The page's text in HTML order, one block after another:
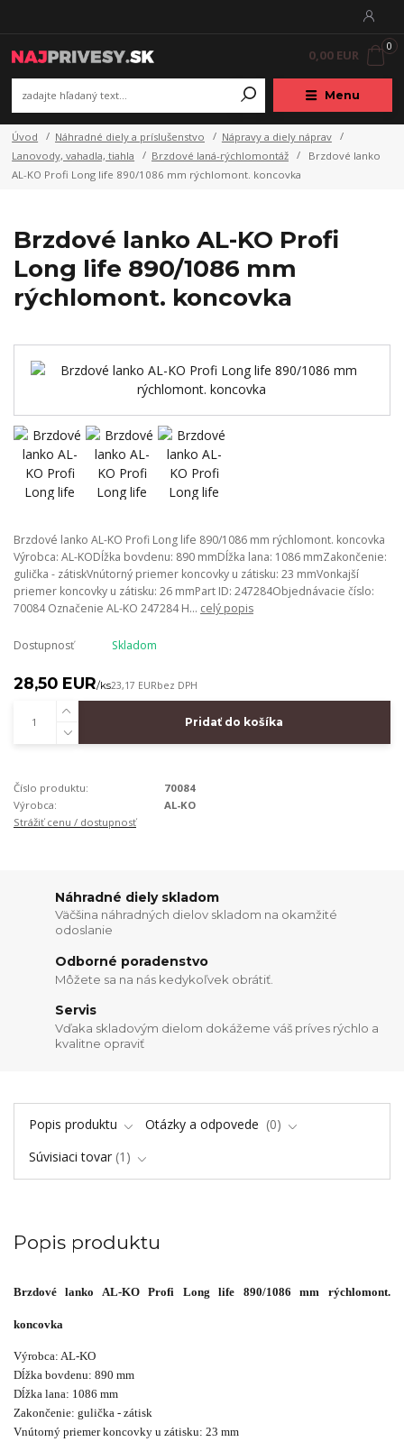
Menu
0
0,00 EUR
Úvod Náhradné diely a príslušenstvo
Nápravy a diely náprav
Lanovody, vahadla, tiahla
Brzdové laná-rýchlomontáž
Brzdové lanko
AL-KO Profi Long life 890/1086 mm rýchlomont. koncovka
Brzdové lanko AL-KO Profi
Long life 890/1086 mm
rýchlomont. koncovka
Brzdové lanko AL-KO Profi Long life 890/1086 mm rýchlomont. koncovka
Výrobca: AL-KODĺžka bovdenu: 890 mmDĺžka lana: 1086 mmZakončenie:
gulička - zátiskVnútorný priemer koncovky u zátisku: 23 mmVonkajší
priemer koncovky u zátisku: 26 mmPart ID: 247284Objednávacie číslo:
70084 Označenie AL-KO 247284 H... celý popis
Dostupnosť Skladom
28,50 EUR/ks23,17 EURbez DPH
Pridať do košíka
Číslo produktu:
70084
Výrobca:
AL-KO
Strážiť cenu / dostupnosť
Náhradné diely skladom
Väčšina náhradných dielov skladom na okamžité
odoslanie
Odborné poradenstvo
Môžete sa na nás kedykoľvek obrátiť.
Servis
Vďaka skladovým dielom dokážeme váš príves rýchlo a
kvalitne opraviť
Popis produktu Otázky a odpovede
0
Súvisiaci tovar 1
Popis produktu
Brzdové lanko AL-KO Profi Long life 890/1086 mm rýchlomont.
koncovka
Výrobca: AL-KO
Dĺžka bovdenu: 890 mm
Dĺžka lana: 1086 mm
Zakončenie: gulička - zátisk
Vnútorný priemer koncovky u zátisku: 23 mm